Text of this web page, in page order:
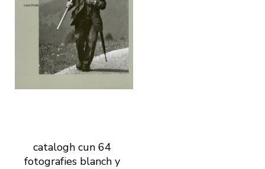
catalogh cun 64
fotografies blanch y